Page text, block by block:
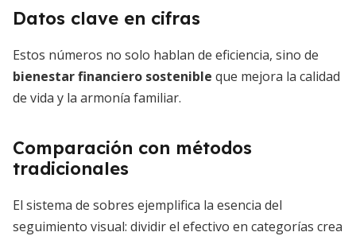
Datos clave en cifras
Estos números no solo hablan de eficiencia, sino de
bienestar financiero sostenible que mejora la calidad
de vida y la armonía familiar.
Comparación con métodos
tradicionales
El sistema de sobres ejemplifica la esencia del
seguimiento visual: dividir el efectivo en categorías crea